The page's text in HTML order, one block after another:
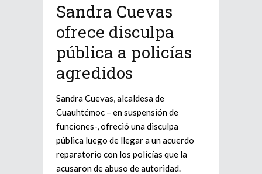
Sandra Cuevas
ofrece disculpa
pública a policías
agredidos
Sandra Cuevas, alcaldesa de
Cuauhtémoc – en suspensión de
funciones-, ofreció una disculpa
pública luego de llegar a un acuerdo
reparatorio con los policías que la
acusaron de abuso de autoridad.